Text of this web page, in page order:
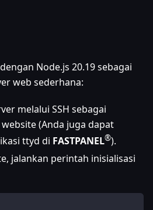
Node.js 20.19 sebagai
web sederhana:
melalui SSH sebagai
(Anda juga dapat
ttyd di FASTPANEL®).
jalankan perintah inisialisasi